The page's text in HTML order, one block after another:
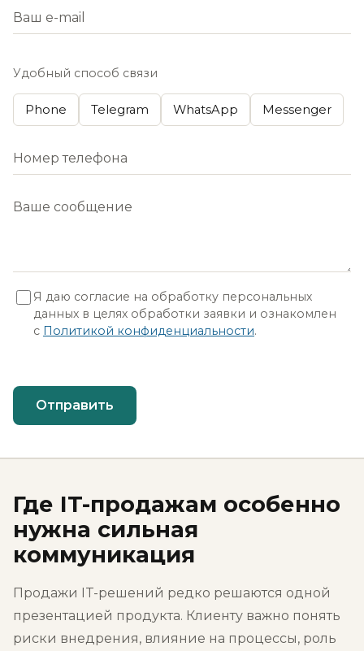
Удобный способ связи
Phone Telegram WhatsApp Messenger
Я даю согласие на обработку персональных
данных в целях обработки заявки и ознакомлен
с Политикой конфиденциальности.
Отправить
Где IT-продажам особенно
нужна сильная
коммуникация
Продажи IT-решений редко решаются одной
презентацией продукта. Клиенту важно понять
риски внедрения, влияние на процессы, роль